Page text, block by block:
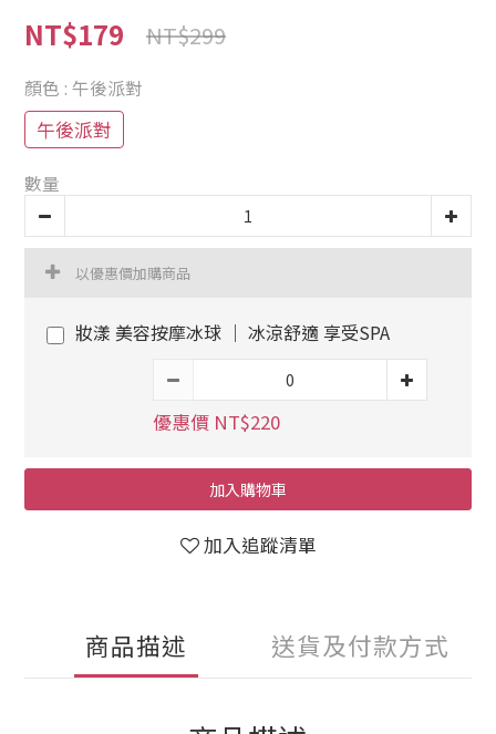
NT$179 NT$299
顏色 : 午後派對
午後派對
數量
以優惠價加購商品
妝漾 美容按摩冰球 ｜ 冰涼舒適 享受SPA
優惠價 NT$220
加入購物車
加入追蹤清單
商品描述 送貨及付款方式